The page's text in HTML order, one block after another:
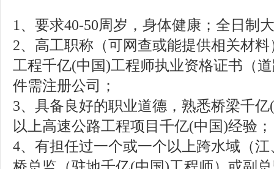
1、要求40-50周岁，身体健康；全日制
2、高工职称（可网查或能提供相关材
工程千亿(中国)工程师执业资格证书（
件需注册公司；
3、具备良好的职业道德，熟悉桥梁千
以上高速公路工程项目千亿(中国)经验；
4、有担任过一个或一个以上跨水域（